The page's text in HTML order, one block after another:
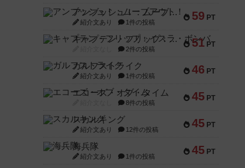
59 PT
アンブッシュ！：ムーブアウト！
紹介文あり 1件の投稿
51 PT
キャプテン・フリップ：イスラ・ボンバ
2件の投稿
46 PT
ガルフストライク
紹介文あり 1件の投稿
45 PT
エコーズ・オブ・タイム
8件の投稿
45 PT
スカルキング
紹介文あり 12件の投稿
45 PT
海兵隊
紹介文あり 1件の投稿